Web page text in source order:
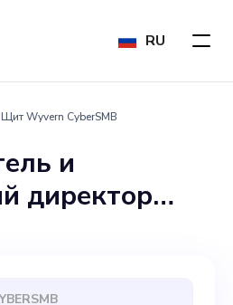
RU
Щит Wyvern CyberSMB
и
директор
на